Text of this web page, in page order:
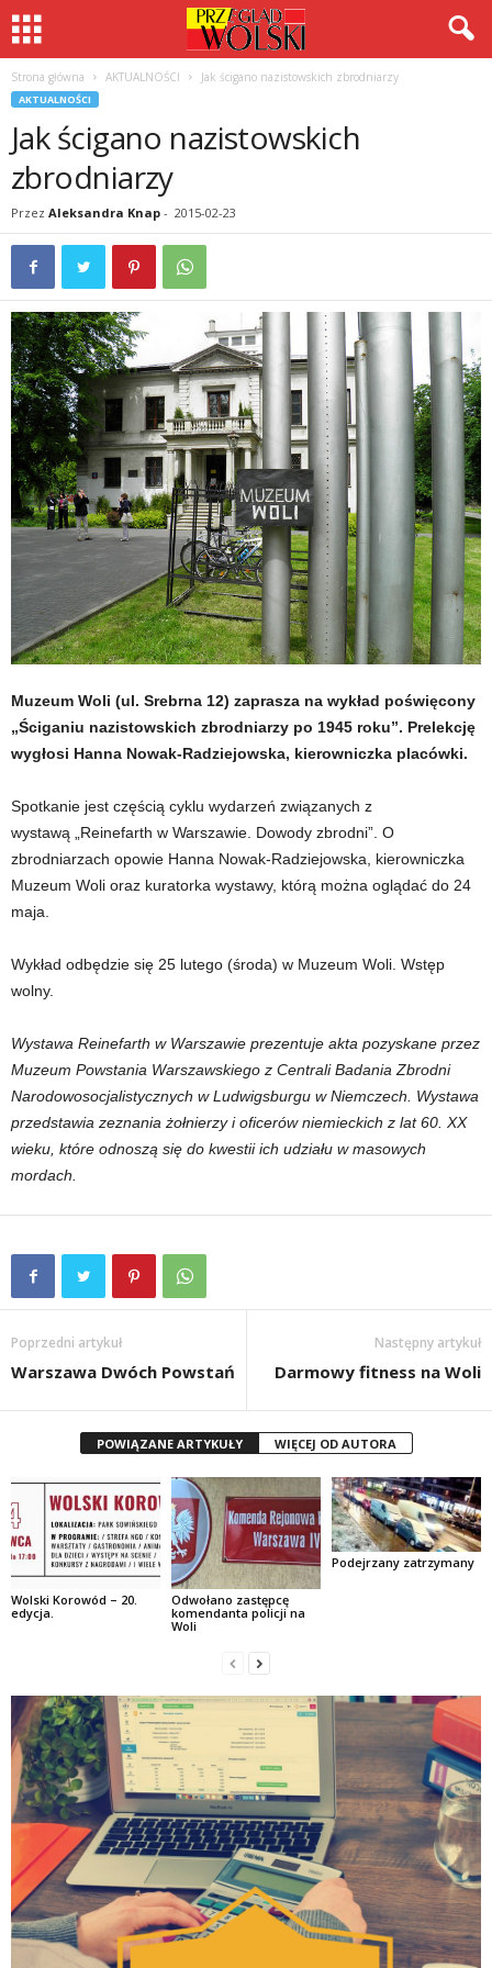
Strona główna AKTUALNOŚCI Jak ścigano nazistowskich zbrodniarzy
AKTUALNOŚCI
Jak ścigano nazistowskich
zbrodniarzy
Przez Aleksandra Knap - 2015-02-23
Muzeum Woli (ul. Srebrna 12) zaprasza na wykład poświęcony
„Ściganiu nazistowskich zbrodniarzy po 1945 roku”. Prelekcję
wygłosi Hanna Nowak-Radziejowska, kierowniczka placówki.
Spotkanie jest częścią cyklu wydarzeń związanych z
wystawą „Reinefarth w Warszawie. Dowody zbrodni”. O
zbrodniarzach opowie Hanna Nowak-Radziejowska, kierowniczka
Muzeum Woli oraz kuratorka wystawy, którą można oglądać do 24
maja.
Wykład odbędzie się 25 lutego (środa) w Muzeum Woli. Wstęp
wolny.
Wystawa Reinefarth w Warszawie prezentuje akta pozyskane przez
Muzeum Powstania Warszawskiego z Centrali Badania Zbrodni
Narodowosocjalistycznych w Ludwigsburgu w Niemczech. Wystawa
przedstawia zeznania żołnierzy i oficerów niemieckich z lat 60. XX
wieku, które odnoszą się do kwestii ich udziału w masowych
mordach.
Poprzedni artykuł
Warszawa Dwóch Powstań
Następny artykuł
Darmowy fitness na Woli
POWIĄZANE ARTYKUŁY WIĘCEJ OD AUTORA
Wolski Korowód – 20.
edycja.
Odwołano zastępcę
komendanta policji na
Woli
Podejrzany zatrzymany